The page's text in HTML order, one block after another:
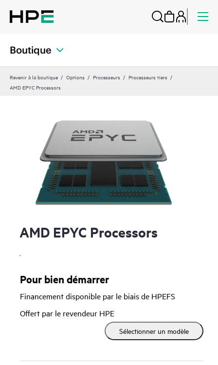
Boutique
Revenir à la boutique Options Processeurs
Processeurs tiers
AMD EPYC Processors
AMD EPYC Processors
.
Pour bien démarrer
Financement disponible par le biais de HPEFS
Offert par le revendeur HPE
Sélectionner un modèle